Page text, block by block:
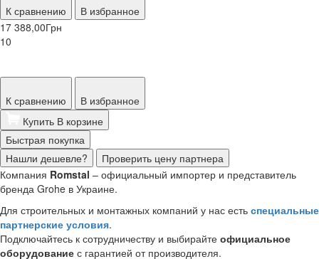
К сравнению
В избранное
17 388,00Грн
10
К сравнению
В избранное
Купить В корзине
Быстрая покупка
Нашли дешевле?
Проверить цену партнера
Компания Romstal – официальный импортер и представитель
бренда Grohe в Украине.
Для строительных и монтажных компаний у нас есть специальные
партнерские условия.
Подключайтесь к сотрудничеству и выбирайте официальное
оборудование с гарантией от производителя.